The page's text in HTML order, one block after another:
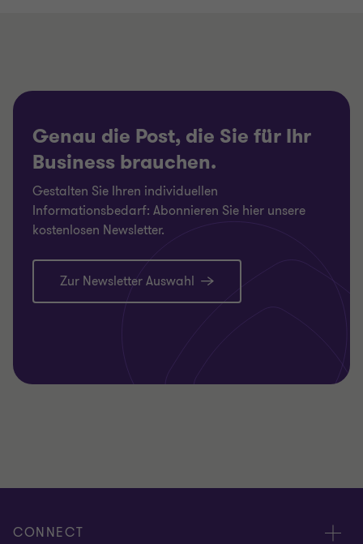
Genau die Post, die Sie für Ihr
Business brauchen.
Gestalten Sie Ihren individuellen
Informationsbedarf: Abonnieren Sie hier unsere
kostenlosen Newsletter.
Zur Newsletter Auswahl
CONNECT